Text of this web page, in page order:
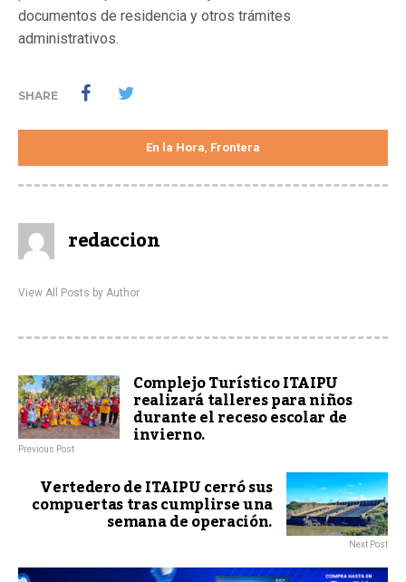
documentos de residencia y otros trámites
administrativos.
SHARE
En la Hora Frontera
redaccion
View All Posts by Author
Complejo Turístico ITAIPU
realizará talleres para niños
durante el receso escolar de
invierno.
Previous Post
Vertedero de ITAIPU cerró sus
compuertas tras cumplirse una
semana de operación.
Next Post